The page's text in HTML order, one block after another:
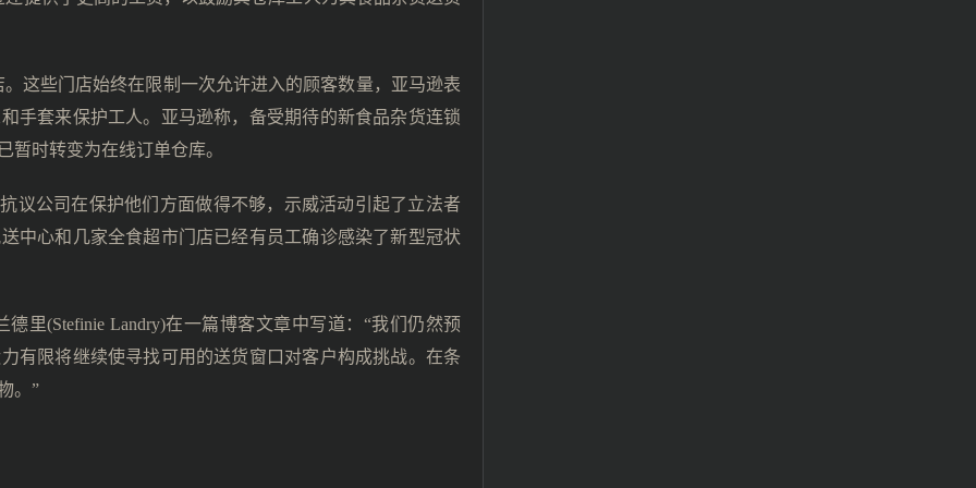
这些门店始终在限制一次允许进入的顾客数量，亚马逊表
手套来保护工人。亚马逊称，备受期待的新食品杂货连锁
暂时转变为在线订单仓库。
议公司在保护他们方面做得不够，示威活动引起了立法者
中心和几家全食超市门店已经有员工确诊感染了新型冠状
里(Stefinie Landry)在一篇博客文章中写道：“我们仍然预
有限将继续使寻找可用的送货窗口对客户构成挑战。在条
。”